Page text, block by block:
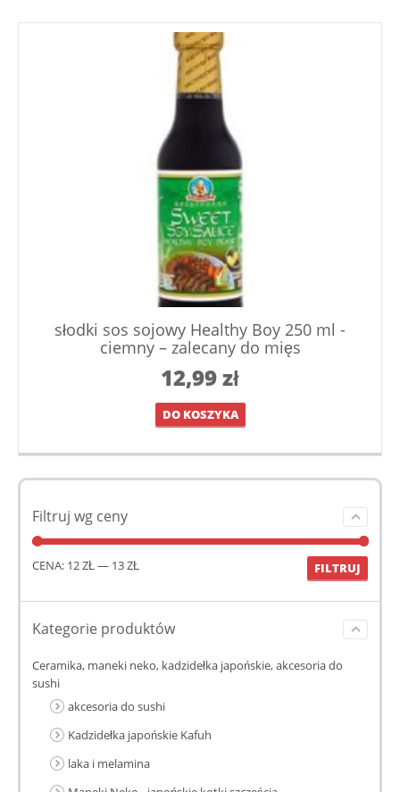
słodki sos sojowy Healthy Boy 250 ml -
ciemny – zalecany do mięs
12,99zł
DO KOSZYKA
Filtruj wg ceny
FILTRUJ
CENA: 12 ZŁ — 13 ZŁ
Kategorie produktów
Ceramika, maneki neko, kadzidełka japońskie, akcesoria do
sushi
akcesoria do sushi
Kadzidełka japońskie Kafuh
laka i melamina